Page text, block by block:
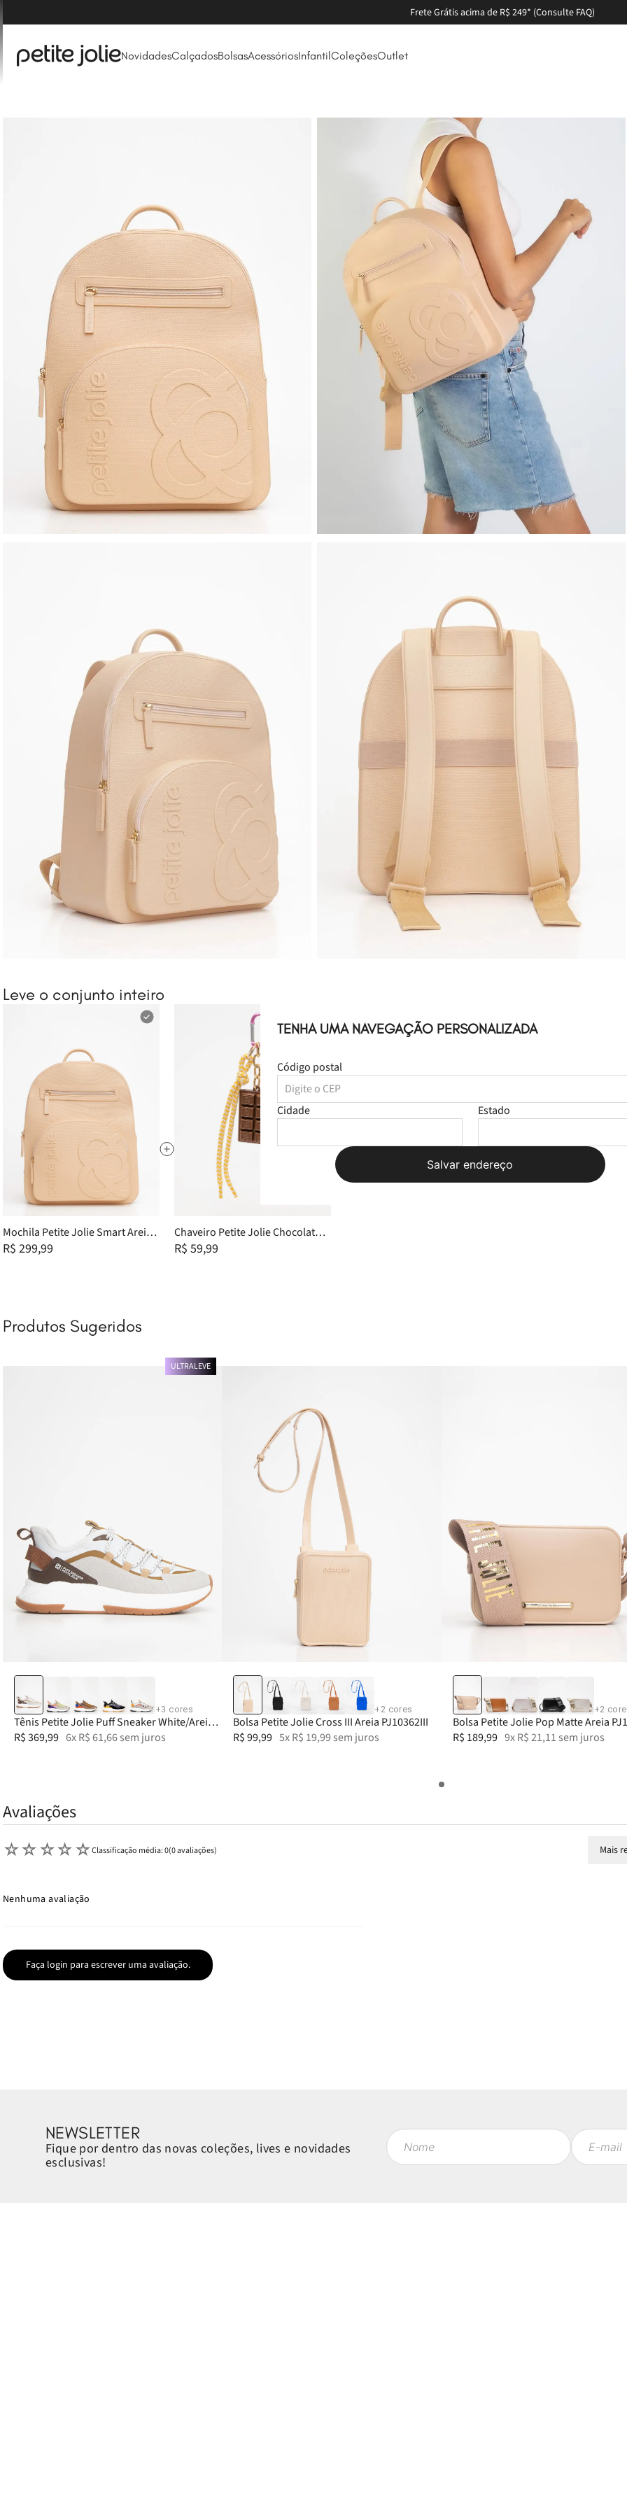
Parcele em até 6X sem
NovidadesCalçadosBolsasAcessóriosInfantilColeçõesOutlet
TENHA UMA NAVEGAÇÃO PERSONALIZADA
Código postal
Cidade Estado
Salvar endereço
Leve o conjunto inteiro
Mochila Petite Jolie Smart Areia
PJ11053
R$ 299,99
Chaveiro Petite Jolie Chocolate 1
PJ20326
R$ 59,99
por
R$ 359,98
Produtos Sugeridos
+3 cores
Tênis Petite Jolie Puff Sneaker White/Areia
PJ7757
R$369,99 6xR$61,66sem juros
ULTRALEVE
+ 2 cores
Bolsa Petite Jolie Cross III Areia PJ10362III
R$99,99 5xR$ 19,99 sem juros
+2
Bolsa Petite Jolie Pop Matte Areia
R$ 189,99 9xR$21,11 sem juros
Avaliações
☆☆☆☆☆Classificação média: 0(0 avaliações)
Faça login para escrever uma avaliação.
Mais
Nenhuma avaliação
NEWSLETTER
Fique por dentro das novas coleções, lives e novidades
esclusivas!